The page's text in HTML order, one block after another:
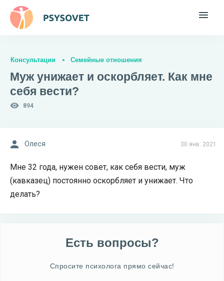
Консультации Семейные отношения
Муж унижает и оскорбляет. Как мне
себя вести?
894
30 янв. 2021
Олеся
Мне 32 года, нужен совет, как себя вести, муж
(кавказец) постоянно оскорбляет и унижает. Что
делать?
Есть вопросы?
Спросите психолога прямо сейчас!